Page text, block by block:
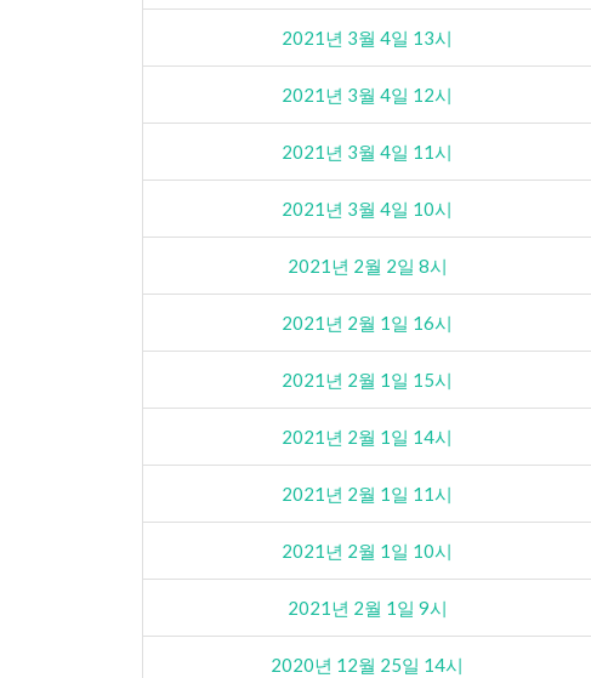
2021년 3월 4일 13시
2021년 3월 4일 12시
2021년 3월 4일 11시
2021년 3월 4일 10시
2021년 2월 2일 8시
2021년 2월 1일 16시
2021년 2월 1일 15시
2021년 2월 1일 14시
2021년 2월 1일 11시
2021년 2월 1일 10시
2021년 2월 1일 9시
2020년 12월 25일 14시